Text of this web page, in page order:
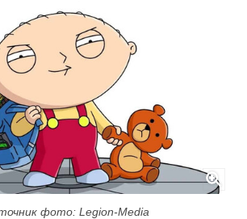
фото: Legion-Media